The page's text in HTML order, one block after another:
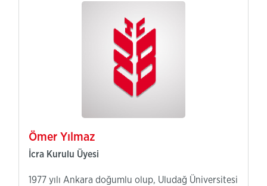
Ömer Yılmaz
İcra Kurulu Üyesi
1977 yılı Ankara doğumlu olup, Uludağ Üniversitesi